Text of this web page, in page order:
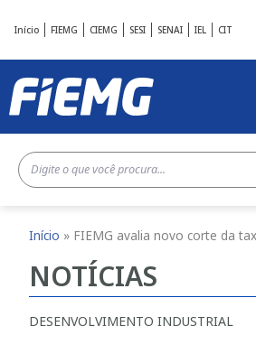
Início FIEMG CIEMG SESI SENAI IEL CIT
Início » FIEMG avalia novo corte da
NOTÍCIAS
DESENVOLVIMENTO INDUSTRIAL